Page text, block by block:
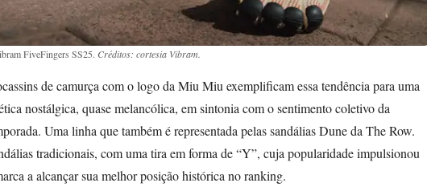
FiveFingers SS25. Créditos: cortesia Vibram.
de camurça com o logo da Miu Miu exemplificam essa tendência para uma
nostálgica, quase melancólica, em sintonia com o sentimento coletivo da
Uma linha que também é representada pelas sandálias Dune da The Row.
tradicionais, com uma tira em forma de “Y”, cuja popularidade impulsionou
a alcançar sua melhor posição histórica no ranking.